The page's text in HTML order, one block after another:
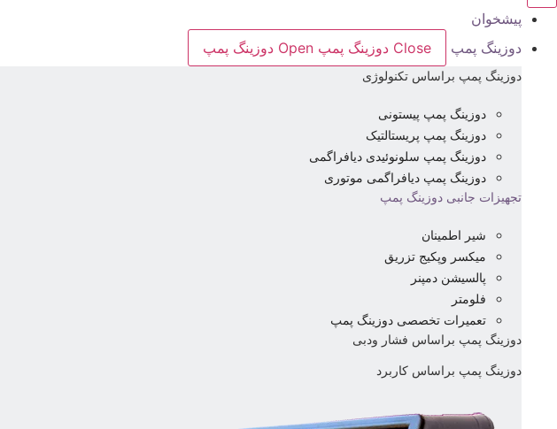
پیشخوان
دوزینگ پمپ
Close دوزینگ پمپ Open دوزینگ پمپ
دوزینگ پمپ براساس تکنولوژی
دوزینگ پمپ پیستونی
دوزینگ پمپ پریستالتیک
دوزینگ پمپ سلونوئیدی دیافراگمی
دوزینگ پمپ دیافراگمی موتوری
تجهیزات جانبی دوزینگ پمپ
شیر اطمینان
میکسر وپکیج تزریق
پالسیشن دمپنر
فلومتر
تعمیرات تخصصی دوزینگ پمپ
دوزینگ پمپ براساس فشار ودبی
دوزینگ پمپ براساس کاربرد